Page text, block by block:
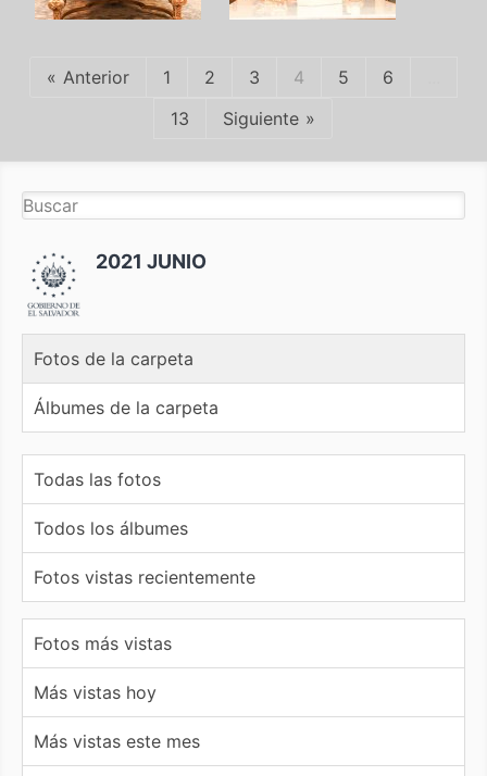
Anterior 1 2 3 4 5 6
13
Siguiente
2021 JUNIO
Fotos de la carpeta
Álbumes de la carpeta
Todas las fotos
Todos los álbumes
Fotos vistas recientemente
Fotos más vistas
Más vistas hoy
Más vistas este mes